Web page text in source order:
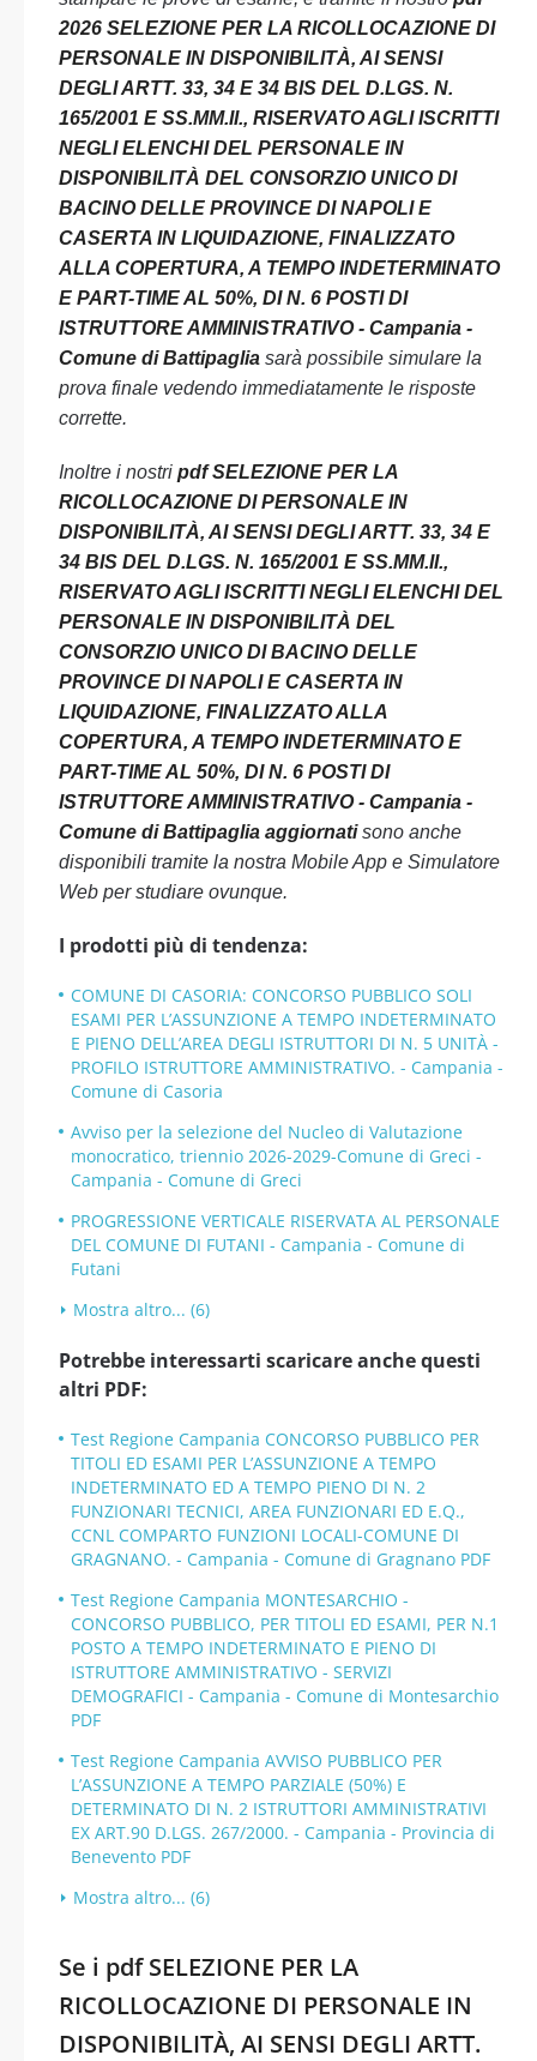
2026 SELEZIONE PER LA RICOLLOCAZIONE DI
PERSONALE IN DISPONIBILITÀ, AI SENSI
DEGLI ARTT. 33, 34 E 34 BIS DEL D.LGS. N.
165/2001 E SS.MM.II., RISERVATO AGLI ISCRITTI
NEGLI ELENCHI DEL PERSONALE IN
DISPONIBILITÀ DEL CONSORZIO UNICO DI
BACINO DELLE PROVINCE DI NAPOLI E
CASERTA IN LIQUIDAZIONE, FINALIZZATO
ALLA COPERTURA, A TEMPO INDETERMINATO
E PART-TIME AL 50%, DI N. 6 POSTI DI
ISTRUTTORE AMMINISTRATIVO - Campania -
Comune di Battipaglia sarà possibile simulare la
prova finale vedendo immediatamente le risposte
corrette.
Inoltre i nostri pdf SELEZIONE PER LA
RICOLLOCAZIONE DI PERSONALE IN
DISPONIBILITÀ, AI SENSI DEGLI ARTT. 33, 34 E
34 BIS DEL D.LGS. N. 165/2001 E SS.MM.II.,
RISERVATO AGLI ISCRITTI NEGLI ELENCHI DEL
PERSONALE IN DISPONIBILITÀ DEL
CONSORZIO UNICO DI BACINO DELLE
PROVINCE DI NAPOLI E CASERTA IN
LIQUIDAZIONE, FINALIZZATO ALLA
COPERTURA, A TEMPO INDETERMINATO E
PART-TIME AL 50%, DI N. 6 POSTI DI
ISTRUTTORE AMMINISTRATIVO - Campania -
Comune di Battipaglia aggiornatisono anche
disponibili tramite la nostra Mobile App e Simulatore
Web per studiare ovunque.
I prodotti più di tendenza:
COMUNE DI CASORIA: CONCORSO PUBBLICO SOLI
ESAMI PER L’ASSUNZIONE A TEMPO INDETERMINATO
E PIENO DELL’AREA DEGLI ISTRUTTORI DI N. 5 UNITÀ -
PROFILO ISTRUTTORE AMMINISTRATIVO. - Campania -
Comune di Casoria
Avviso per la selezione del Nucleo di Valutazione
monocratico, triennio 2026-2029-Comune di Greci -
Campania - Comune di Greci
PROGRESSIONE VERTICALE RISERVATA AL PERSONALE
DEL COMUNE DI FUTANI - Campania - Comune di
Futani
Mostra altro... (6)
Potrebbe interessarti scaricare anche questi
altri PDF:
Test Regione Campania CONCORSO PUBBLICO PER
TITOLI ED ESAMI PER L’ASSUNZIONE A TEMPO
INDETERMINATO ED A TEMPO PIENO DI N. 2
FUNZIONARI TECNICI, AREA FUNZIONARI ED E.Q.,
CCNL COMPARTO FUNZIONI LOCALI-COMUNE DI
GRAGNANO. - Campania - Comune di Gragnano PDF
Test Regione Campania MONTESARCHIO -
CONCORSO PUBBLICO, PER TITOLI ED ESAMI, PER N.1
POSTO A TEMPO INDETERMINATO E PIENO DI
ISTRUTTORE AMMINISTRATIVO - SERVIZI
DEMOGRAFICI - Campania - Comune di Montesarchio
PDF
Test Regione Campania AVVISO PUBBLICO PER
L’ASSUNZIONE A TEMPO PARZIALE (50%) E
DETERMINATO DI N. 2 ISTRUTTORI AMMINISTRATIVI
EX ART.90 D.LGS. 267/2000. - Campania - Provincia di
Benevento PDF
Mostra altro... (6)
Se i pdf SELEZIONE PER LA
RICOLLOCAZIONE DI PERSONALE IN
DISPONIBILITÀ, AI SENSI DEGLI ARTT.